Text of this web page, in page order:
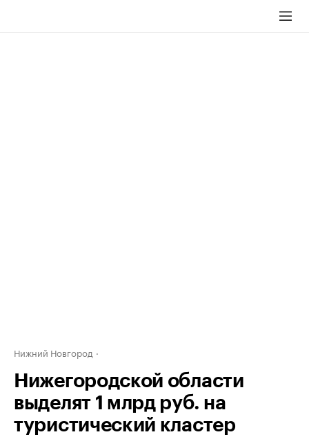
Нижний Новгород
Нижегородской области
выделят 1 млрд руб. на
туристический кластер